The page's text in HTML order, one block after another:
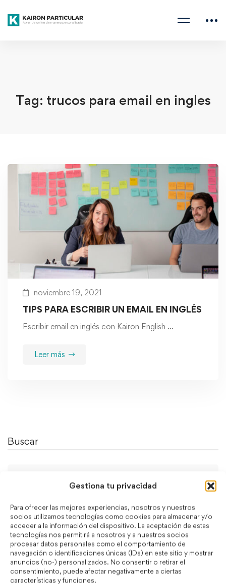
Gestiona tu privacidad
Para ofrecer las mejores experiencias, nosotros y nuestros
socios utilizamos tecnologías como cookies para almacenar y/o
acceder a la información del dispositivo. La aceptación de estas
tecnologías nos permitirá a nosotros y a nuestros socios
procesar datos personales como el comportamiento de
navegación o identificaciones únicas (IDs) en este sitio y mostrar
anuncios (no-) personalizados. No consentir o retirar el
consentimiento, puede afectar negativamente a ciertas
características y funciones.
Home trucos para email en ingles
Tag: trucos para email en ingles
noviembre 19, 2021
TIPS PARA ESCRIBIR UN EMAIL EN INGLÉS
Escribir email en inglés con Kairon English …
Leer más
Buscar
Categorías
Adjetivos (6)
Blog